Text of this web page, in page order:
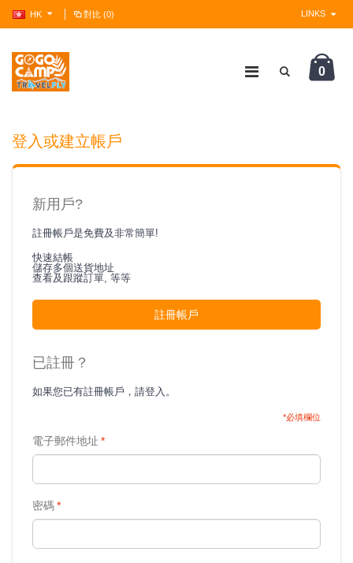
HK 對比 (0) LINKS
0
登入或建立帳戶
新用戶?
註冊帳戶是免費及非常簡單!
快速結帳
儲存多個送貨地址
查看及跟蹤訂單, 等等
註冊帳戶
已註冊？
如果您已有註冊帳戶，請登入。
*必填欄位
*
電子郵件地址
*
密碼